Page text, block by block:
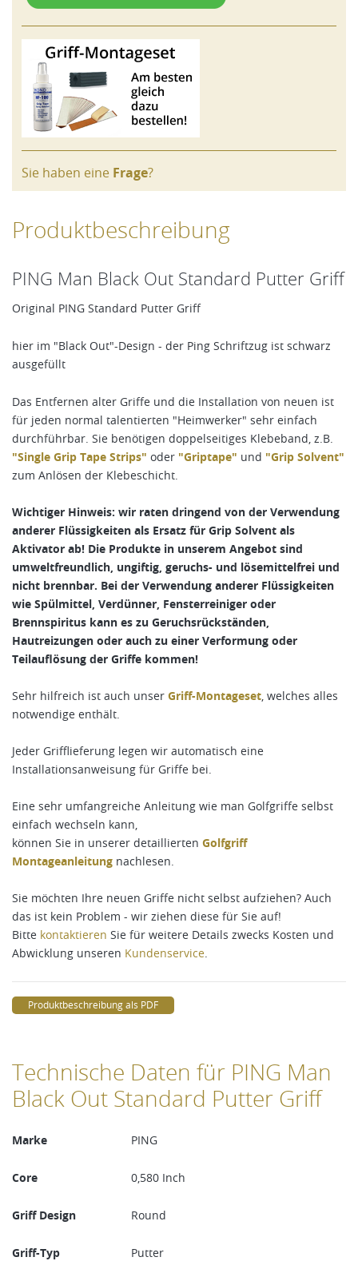
Sie haben eine Frage?
Produktbeschreibung
PING Man Black Out Standard Putter Griff
Original PING Standard Putter Griff
hier im "Black Out"-Design - der Ping Schriftzug ist schwarz
ausgefüllt
Das Entfernen alter Griffe und die Installation von neuen ist
für jeden normal talentierten "Heimwerker" sehr einfach
durchführbar. Sie benötigen doppelseitiges Klebeband, z.B.
"Single Grip Tape Strips" oder "Griptape" und "Grip Solvent"
zum Anlösen der Klebeschicht.
Wichtiger Hinweis: wir raten dringend von der Verwendung
anderer Flüssigkeiten als Ersatz für Grip Solvent als
Aktivator ab! Die Produkte in unserem Angebot sind
umweltfreundlich, ungiftig, geruchs- und lösemittelfrei und
nicht brennbar. Bei der Verwendung anderer Flüssigkeiten
wie Spülmittel, Verdünner, Fensterreiniger oder
Brennspiritus kann es zu Geruchsrückständen,
Hautreizungen oder auch zu einer Verformung oder
Teilauflösung der Griffe kommen!
Sehr hilfreich ist auch unser Griff-Montageset, welches alles
notwendige enthält.
Jeder Grifflieferung legen wir automatisch eine
Installationsanweisung für Griffe bei.
Eine sehr umfangreiche Anleitung wie man Golfgriffe selbst
einfach wechseln kann,
können Sie in unserer detaillierten Golfgriff
Montageanleitung nachlesen.
Sie möchten Ihre neuen Griffe nicht selbst aufziehen? Auch
das ist kein Problem - wir ziehen diese für Sie auf!
Bitte kontaktieren Sie für weitere Details zwecks Kosten und
Abwicklung unseren Kundenservice.
Produktbeschreibung als PDF
Technische Daten für PING Man
Black Out Standard Putter Griff
Marke PING
Core 0,580 Inch
Griff Design Round
Griff-Typ Putter